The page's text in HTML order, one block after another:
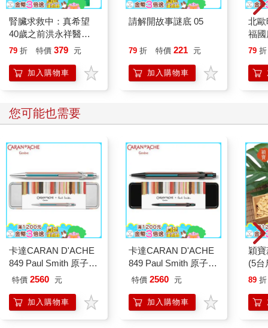
腎臟求救中：真希望
40歲之前洪永祥醫師
就告訴我這些事
79 折 特價 379 元
加入購物車
請解開故事謎底 05
79 折 特價 221 元
加入購物車
北
福
79 折
您可能也需要
卡達CARAN D'ACHE
849 Paul Smith 原子筆
ED.5 條紋銀
特價 2560 元
加入購物車
卡達CARAN D'ACHE
849 Paul Smith 原子筆
ED.5 條紋黑
特價 2560 元
加入購物車
穎
(5台
89 折